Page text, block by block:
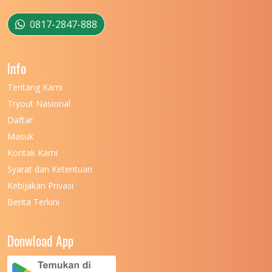
UNIVERSITAS MUSAMUS
UNIVERSITAS NEGERI KHAIRUN
UNIVERSITAS NEGERI MEDAN
UNIVERSITAS NEGERI PADANG
UNIVERSITAS NUSA CENDANA
0817-2847-888
Info
Tentang Kami
Tryout Nasional
Daftar
Masuk
Kontak Kami
Syarat dan Ketentuan
Kebijakan Privasi
Berita Terkini
Donwload App